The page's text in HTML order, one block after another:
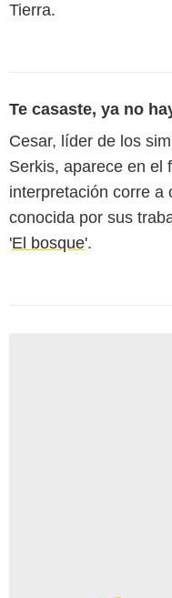
Tierra.
Te casaste, ya no
Cesar, líder de los
Serkis, aparece en el
interpretación corre a
conocida por sus
'El bosque'.